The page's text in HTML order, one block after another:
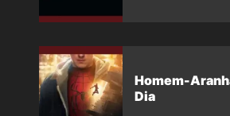
Homem-
Dia